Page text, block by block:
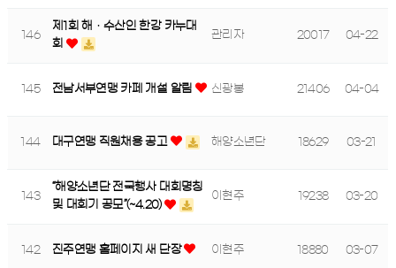
146
제1회 해ㆍ수산인 한강 카누대
회
관리자 20017 04-22
145 전남서부연맹 카페 개설 알림 신광봉 21406 04-04
144 대구연맹 직원채용 공고 해양소년단 18629 03-21
143
“해양소년단 전국행사 대회명칭
및 대회기 공모”(~4.20)
이현주 19238 03-20
142 진주연맹 홈페이지 새 단장 이현주 18880 03-07